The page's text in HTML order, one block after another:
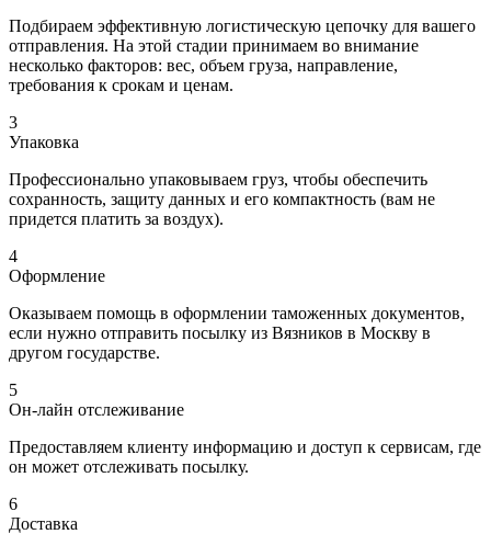
Подбираем эффективную логистическую цепочку для вашего
отправления. На этой стадии принимаем во внимание
несколько факторов: вес, объем груза, направление,
требования к срокам и ценам.
3
Упаковка
Профессионально упаковываем груз, чтобы обеспечить
сохранность, защиту данных и его компактность (вам не
придется платить за воздух).
4
Оформление
Оказываем помощь в оформлении таможенных документов,
если нужно отправить посылку из Вязников в Москву в
другом государстве.
5
Он-лайн отслеживание
Предоставляем клиенту информацию и доступ к сервисам, где
он может отслеживать посылку.
6
Доставка